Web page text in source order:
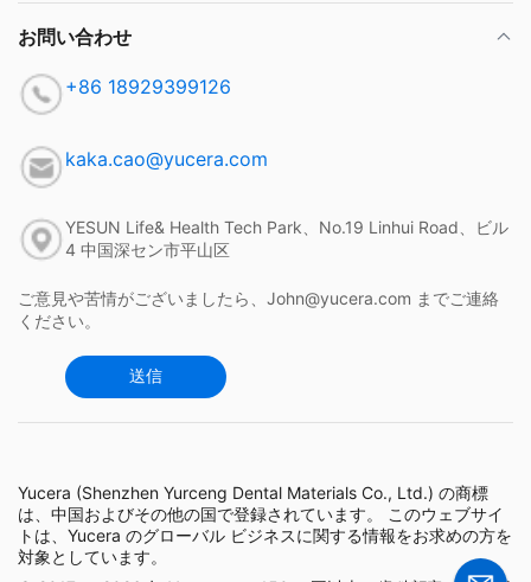
お問い合わせ
+86 18929399126
kaka.cao@yucera.com
YESUN Life& Health Tech Park、No.19 Linhui Road、ビル
4 中国深セン市平山区
ご意見や苦情がございましたら、John@yucera.com までご連絡
ください。
送信
Yucera (Shenzhen Yurceng Dental Materials Co., Ltd.) の商標
は、中国およびその他の国で登録されています。 このウェブサイ
トは、Yucera のグローバル ビジネスに関する情報をお求めの方を
対象としています。